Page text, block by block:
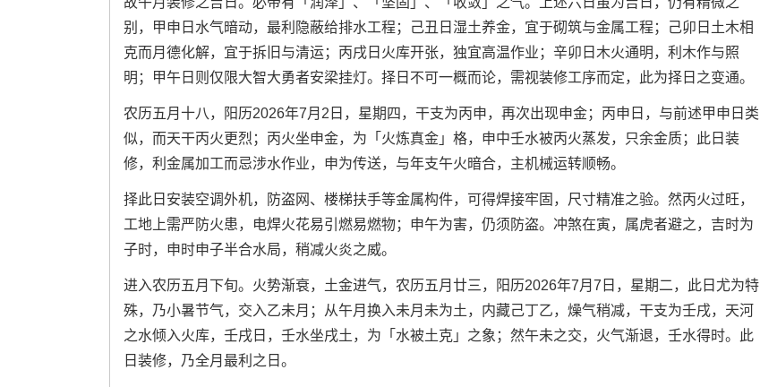
别，甲申日水气暗动，最利隐蔽给排水工程；己丑日湿土养金，宜于砌筑与金属工程；己卯日土木相
克而月德化解，宜于拆旧与清运；丙戌日火库开张，独宜高温作业；辛卯日木火通明，利木作与照
明；甲午日则仅限大智大勇者安梁挂灯。择日不可一概而论，需视装修工序而定，此为择日之变通。
农历五月十八，阳历2026年7月2日，星期四，干支为丙申，再次出现申金；丙申日，与前述甲申日类
似，而天干丙火更烈；丙火坐申金，为「火炼真金」格，申中壬水被丙火蒸发，只余金质；此日装
修，利金属加工而忌涉水作业，申为传送，与年支午火暗合，主机械运转顺畅。
择此日安装空调外机，防盗网、楼梯扶手等金属构件，可得焊接牢固，尺寸精准之验。然丙火过旺，
工地上需严防火患，电焊火花易引燃易燃物；申午为害，仍须防盗。冲煞在寅，属虎者避之，吉时为
子时，申时申子半合水局，稍减火炎之威。
进入农历五月下旬。火势渐衰，土金进气，农历五月廿三，阳历2026年7月7日，星期二，此日尤为特
殊，乃小暑节气，交入乙未月；从午月换入未月未为土，内藏己丁乙，燥气稍减，干支为壬戌，天河
之水倾入火库，壬戌日，壬水坐戌土，为「水被土克」之象；然午未之交，火气渐退，壬水得时。此
日装修，乃全月最利之日。